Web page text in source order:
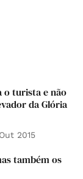
o turista e não
da Glória
2015
também os